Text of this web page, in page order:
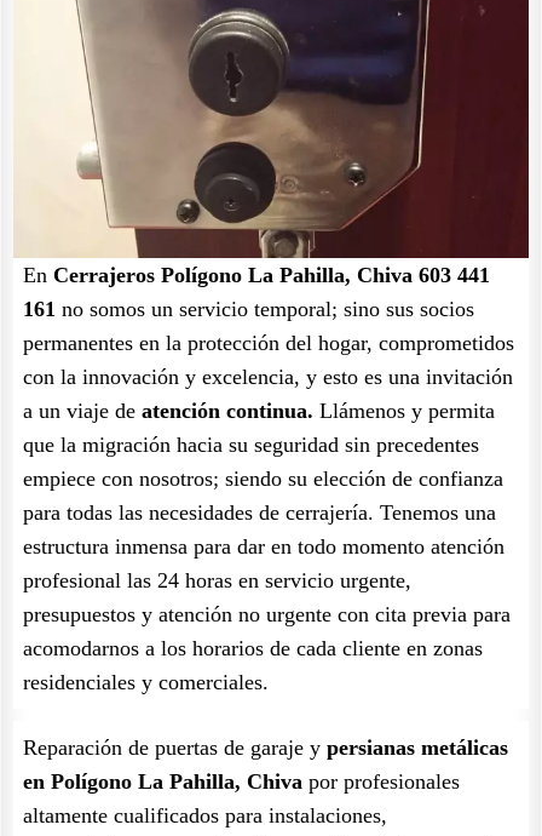
En Cerrajeros Polígono La Pahilla, Chiva 603 441
161 no somos un servicio temporal; sino sus socios
permanentes en la protección del hogar, comprometidos
con la innovación y excelencia, y esto es una invitación
a un viaje de atención continua. Llámenos y permita
que la migración hacia su seguridad sin precedentes
empiece con nosotros; siendo su elección de confianza
para todas las necesidades de cerrajería. Tenemos una
estructura inmensa para dar en todo momento atención
profesional las 24 horas en servicio urgente,
presupuestos y atención no urgente con cita previa para
acomodarnos a los horarios de cada cliente en zonas
residenciales y comerciales.
Reparación de puertas de garaje y persianas metálicas
en Polígono La Pahilla, Chiva por profesionales
altamente cualificados para instalaciones,